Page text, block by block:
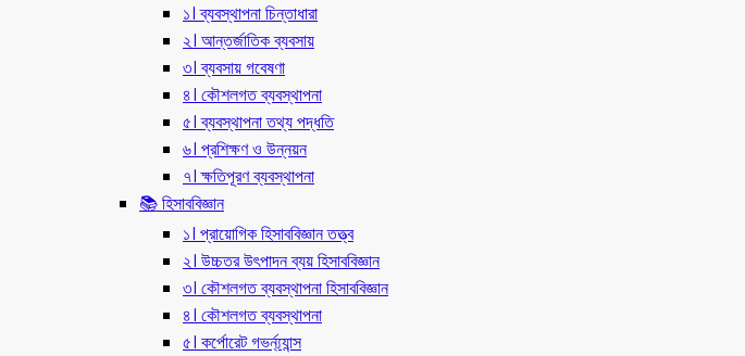
১। ব্যবস্থাপনা চিন্তাধারা
২। আন্তর্জাতিক ব্যবসায়
৩। ব্যবসায় গবেষণা
৪। কৌশলগত ব্যবস্থাপনা
৫। ব্যবস্থাপনা তথ্য পদ্ধতি
৬। প্রশিক্ষণ ও উন্নয়ন
৭। ক্ষতিপূরণ ব্যবস্থাপনা
📚 হিসাববিজ্ঞান
১। প্রায়োগিক হিসাববিজ্ঞান তত্ত্ব
২। উচ্চতর উৎপাদন ব্যয় হিসাববিজ্ঞান
৩। কৌশলগত ব্যবস্থাপনা হিসাববিজ্ঞান
৪। কৌশলগত ব্যবস্থাপনা
৫। কর্পোরেট গভর্ন্য্যান্স